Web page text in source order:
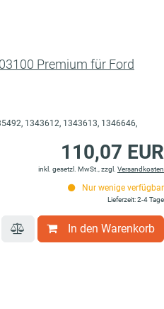
Premium für Ford
1343612, 1343613, 1346646,
110,07 EUR
inkl. gesetzl. MwSt., zzgl. Versandkosten
Nur wenige verfügbar
Lieferzeit: 2-4 Tage
In den Warenkorb